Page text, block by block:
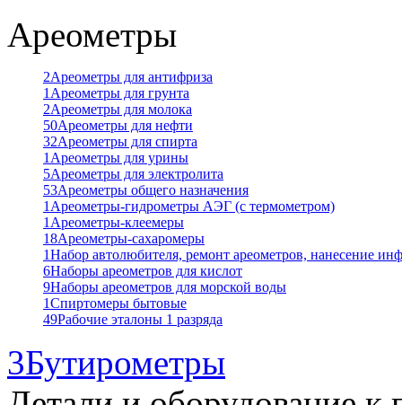
Ареометры
2Ареометры для антифриза
1 Ареометры для грунта
2Ареометры для молока
50Ареометры для нефти
32Ареометры для спирта
1 Ареометры для урины
5Ареометры для электролита
53Ареометры общего назначения
1 Ареометры-гидрометры АЭГ (с термометром)
1 Ареометры-клеемеры
18Ареометры-сахаромеры
1Набор автолюбителя, ремонт ареометров, нанесение
6Наборы ареометров для кислот
9Наборы ареометров для морской воды
1Спиртомеры бытовые
49Рабочие эталоны 1 разряда
3Бутирометры